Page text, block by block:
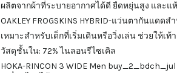
ผลิตจากผ้าที่ระบายอากาศได้ดี ยืดหยุ่นสูง และแ
OAKLEY FROGSKINS HYBRID-แว่นตากันแด
เหมาะสำหรับเด็กที่เริ่มเดินหรือวิ่งเล่น ช่วยให้เ
วัสดุชั้นใน: 72% ไนลอนรีไซเคิล
HOKA-RINCON 3 WIDE Men